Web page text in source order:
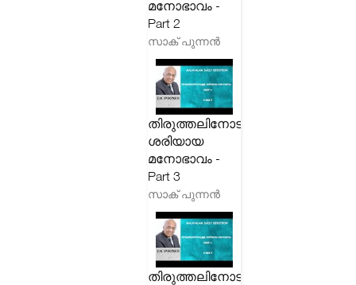
മനോഭാവം -
Part 2
സാക് പുന്നൻ
തിരുത്തലിനോടുള്ള
ശരിയായ
മനോഭാവം -
Part 3
സാക് പുന്നൻ
തിരുത്തലിനോടുള്ള